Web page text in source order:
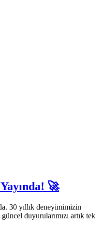
🚀
30 yıllık deneyimimizin
duyurularımızı artık tek